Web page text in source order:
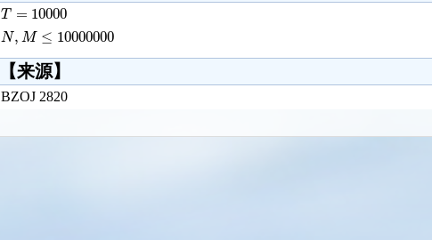
T = 10000
N,M ≤ 10000000
【来源】
BZOJ 2820